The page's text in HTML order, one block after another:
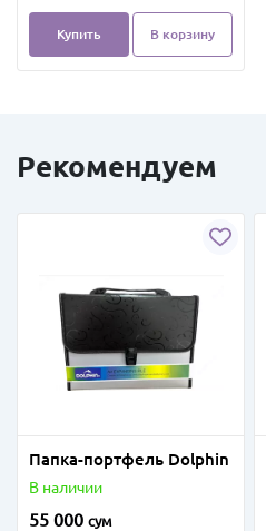
Купить В корзину
Рекомендуем
Папка-портфель Dolphin
В наличии
55 000 сум